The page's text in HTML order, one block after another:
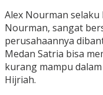
Alex Nourman selaku
Nourman, sangat
perusahaannya
Medan Satria bisa
kurang mampu
Hijriah.